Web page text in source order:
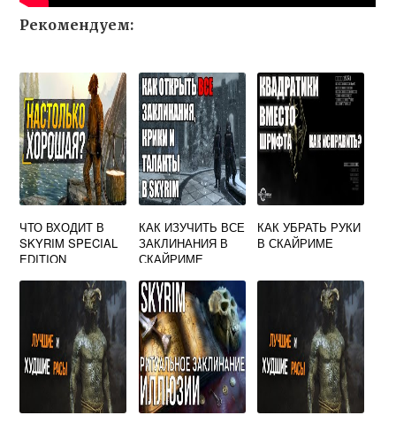
Рекомендуем:
ЧТО ВХОДИТ В
SKYRIM SPECIAL
EDITION
КАК ИЗУЧИТЬ ВСЕ
ЗАКЛИНАНИЯ В
СКАЙРИМЕ
КАК УБРАТЬ РУКИ
В СКАЙРИМЕ